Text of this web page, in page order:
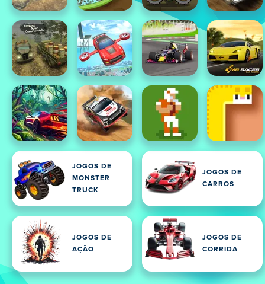
JOGOS DE
MONSTER
TRUCK
JOGOS DE
CARROS
JOGOS DE
AÇÃO
JOGOS DE
CORRIDA